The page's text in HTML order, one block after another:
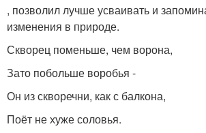
, позволил лучше усваивать и
изменения в природе.
Скворец поменьше, чем ворона,
Зато побольше воробья -
Он из скворечни, как с балкона,
Поёт не хуже соловья.